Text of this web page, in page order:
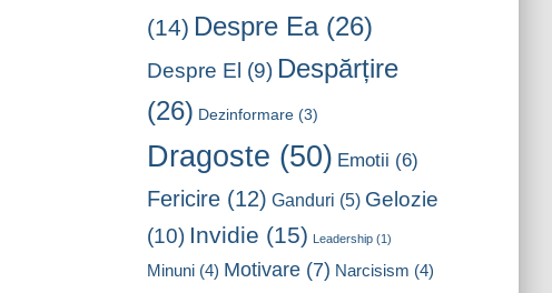
(14) Despre Ea(26)
Despre El (9) Despărțire
(26) Dezinformare(3)
Dragoste (50) Emotii (6)
Fericire(12) Ganduri (5) Gelozie
(10) Invidie (15) Leadership(1)
Minuni(4) Motivare(7) Narcisism (4)